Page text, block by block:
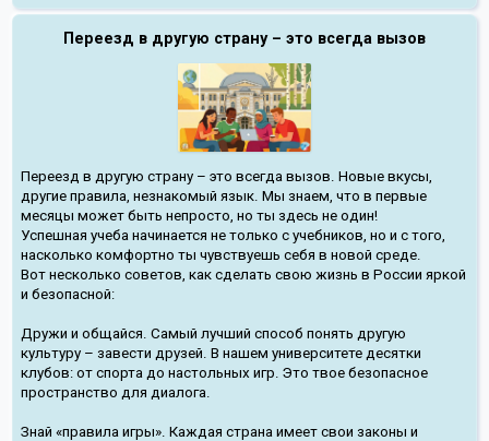
Переезд в другую страну – это всегда вызов
Переезд в другую страну – это всегда вызов. Новые вкусы,
другие правила, незнакомый язык. Мы знаем, что в первые
месяцы может быть непросто, но ты здесь не один!
Успешная учеба начинается не только с учебников, но и с того,
насколько комфортно ты чувствуешь себя в новой среде.
Вот несколько советов, как сделать свою жизнь в России яркой
и безопасной:
Дружи и общайся. Самый лучший способ понять другую
культуру – завести друзей. В нашем университете десятки
клубов: от спорта до настольных игр. Это твое безопасное
пространство для диалога.
Знай «правила игры». Каждая страна имеет свои законы и